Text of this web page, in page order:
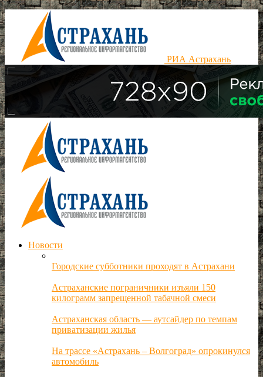
РИА Астрахань
Новости
Городские субботники проходят в Астрахани
Астраханские пограничники изъяли 150
килограмм запрещенной табачной смеси
Астраханская область — аутсайдер по темпам
приватизации жилья
На трассе «Астрахань – Волгоград» опрокинулся
автомобиль